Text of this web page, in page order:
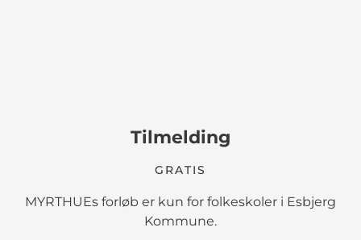
Tilmelding
GRATIS
MYRTHUEs forløb er kun for folkeskoler i Esbjerg
Kommune.